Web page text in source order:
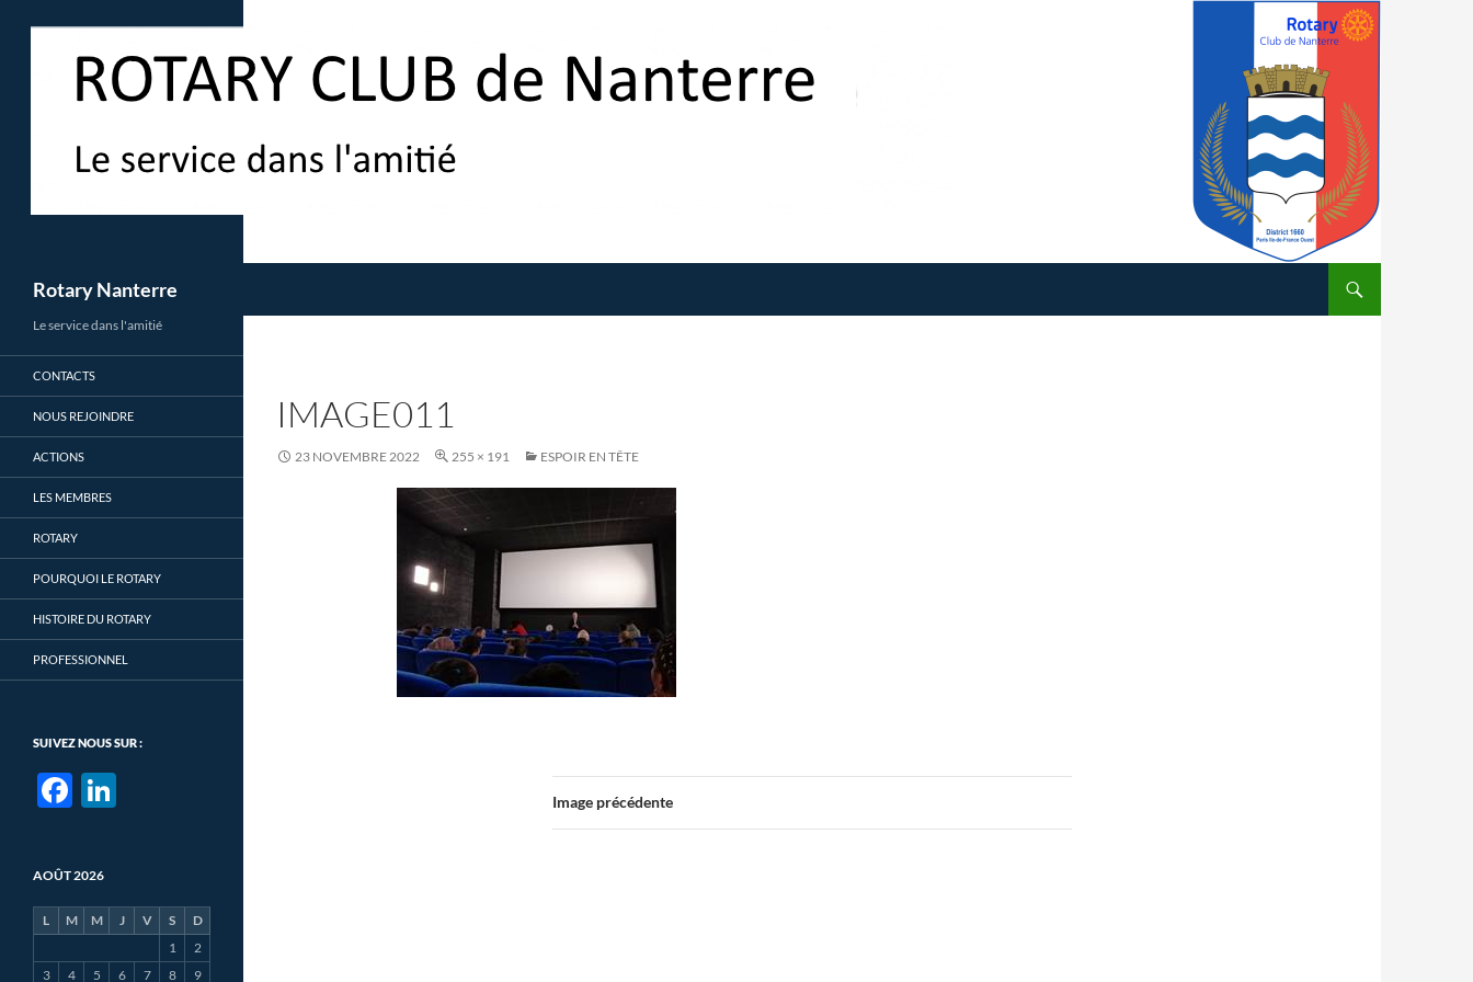
Rotary Nanterre
IMAGE011
23 NOVEMBRE 2022 255 × 191 ESPOIR EN TÊTE
Image précédente
Le service dans l'amitié
CONTACTS
NOUS REJOINDRE
ACTIONS
LES MEMBRES
ROTARY
POURQUOI LE ROTARY
HISTOIRE DU ROTARY
PROFESSIONNEL
SUIVEZ NOUS SUR :
F
e
b
o
o
e
dI
n
AOÛT 2026
L M M J V S
D
1
2
3
4 5 6 7 8
9